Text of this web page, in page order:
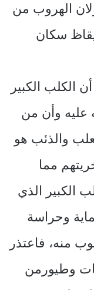
الهروب من
سكان
الكلب الكبير
عليه وأن من
والذئب هو
مما
الكبير الذي
وحراسة
منه، فاعتذر
وطيورمن